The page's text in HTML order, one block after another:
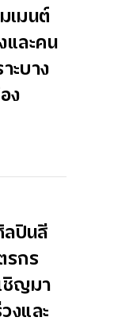
เมนต์
และคน
ะบาง
ง
ลปินสี
รกร
ชิญมา
งและ